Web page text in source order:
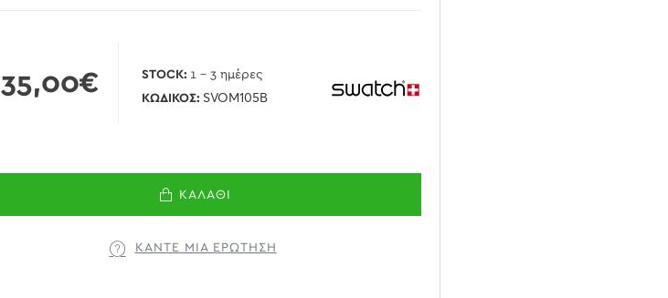
STOCK: 1 - 3 ημέρες
ΚΩΔΙΚΌΣ: SVOM105B
ΚΑΛΆΘΙ
ΚΆΝΤΕ ΜΊΑ ΕΡΏΤΗΣΗ